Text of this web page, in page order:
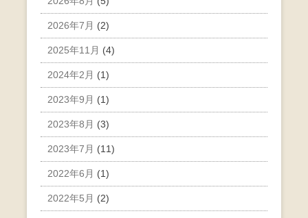
2026年7月 (2)
2025年11月 (4)
2024年2月 (1)
2023年9月 (1)
2023年8月 (3)
2023年7月 (11)
2022年6月 (1)
2022年5月 (2)